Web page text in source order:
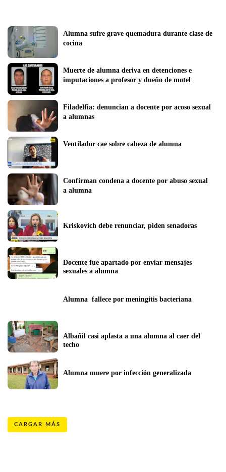
Alumna sufre grave quemadura durante clase de
cocina
Muerte de alumna deriva en detenciones e
imputaciones a profesor y dueño de motel
Filadelfia: denuncian a docente por acoso sexual
a alumnas
Ventilador cae sobre cabeza de alumna
Confirman condena a docente por abuso sexual
a alumna
Kriskovich debe renunciar, piden senadoras
Docente fue apartado por enviar mensajes
sexuales a alumna
Alumna  fallece por meningitis bacteriana
Albañil casi aplasta a una alumna al caer del
techo
Alumna muere por infección generalizada
CARGAR MÁS